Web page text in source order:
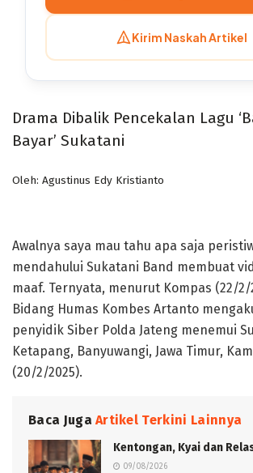
Kirim Naskah Artikel
Drama Dibalik Pencekalan Lagu
Bayar’ Sukatani
Oleh: Agustinus Edy Kristianto
Awalnya saya mau tahu apa saja
mendahului Sukatani Band membuat
maaf. Ternyata, menurut Kompas (22/2/
Bidang Humas Kombes Artanto
penyidik Siber Polda Jateng menemui
Ketapang, Banyuwangi, Jawa Timur,
(20/2/2025).
Baca Juga Artikel Terkini Lainnya
Kentongan, Kyai dan
09/08/2026